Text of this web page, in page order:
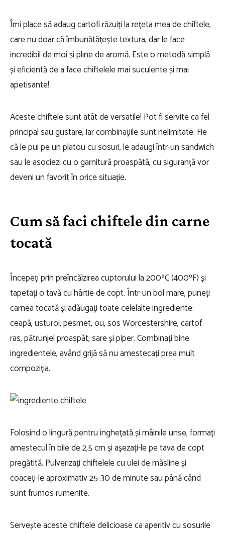
Îmi place să adaug cartofi răzuiți la rețeta mea de chiftele,
care nu doar că îmbunătățește textura, dar le face
incredibil de moi și pline de aromă. Este o metodă simplă
și eficientă de a face chiftelele mai suculente și mai
apetisante!
Aceste chiftele sunt atât de versatile! Pot fi servite ca fel
principal sau gustare, iar combinațiile sunt nelimitate. Fie
că le pui pe un platou cu sosuri, le adaugi într-un sandwich
sau le asociezi cu o garnitură proaspătă, cu siguranță vor
deveni un favorit în orice situație.
Cum să faci chiftele din carne
tocată
Începeți prin preîncălzirea cuptorului la 200ºC (400ºF) și
tapetați o tavă cu hârtie de copt. Într-un bol mare, puneți
carnea tocată și adăugați toate celelalte ingrediente:
ceapă, usturoi, pesmet, ou, sos Worcestershire, cartof
ras, pătrunjel proaspăt, sare și piper. Combinați bine
ingredientele, având grijă să nu amestecați prea mult
compoziția.
Folosind o lingură pentru inghețată și mâinile unse, formați
amestecul în bile de 2,5 cm și așezați-le pe tava de copt
pregătită. Pulverizați chiftelele cu ulei de măsline și
coaceți-le aproximativ 25-30 de minute sau până când
sunt frumos rumenite.
Servește aceste chiftele delicioase ca aperitiv cu sosurile